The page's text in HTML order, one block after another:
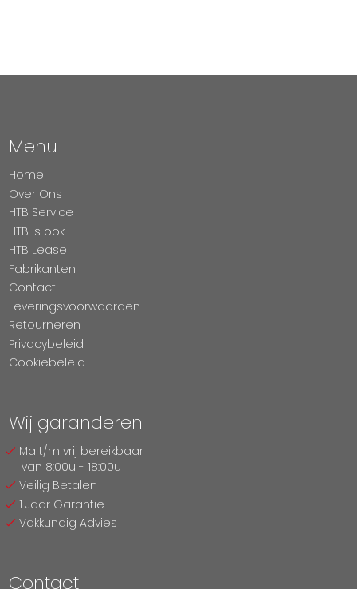
Menu
Home
Over Ons
HTB Service
HTB Is ook
HTB Lease
Fabrikanten
Contact
Leveringsvoorwaarden
Retourneren
Privacybeleid
Cookiebeleid
Wij garanderen
Ma t/m vrij bereikbaar
van 8:00u - 18:00u
Veilig Betalen
1 Jaar Garantie
Vakkundig Advies
Contact